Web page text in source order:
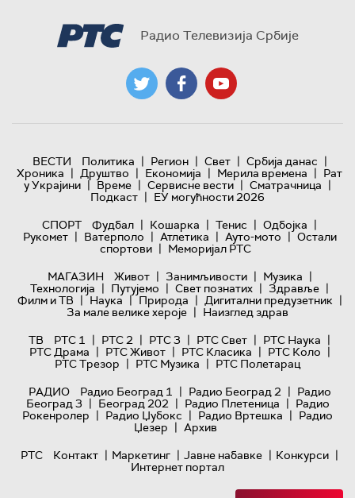
Радио Телевизија Србије
ВЕСТИ Политика | Регион | Свет | Србија данас |
Хроника | Друштво | Економија | Мерила времена | Рат
у Украјини | Време | Сервисне вести | Сматрачница |
Подкаст | ЕУ могућности 2026
СПОРТ
Фудбал | Кошарка | Тенис | Одбојка |
Рукомет | Ватерполо | Атлетика | Ауто-мото | Остали
спортови | Меморијал РТС
МАГАЗИН
Живот | Занимљивости | Музика |
Технологијa | Путујемо | Свет познатих | Здравље |
Филм и ТВ | Наука | Природа | Дигитални предузетник |
За мале велике хероје | Наизглед здрав
ТВ
РТС 1 | РТС 2 | РТС 3 | РТС Свет | РТС Наука |
РТС Драма | РТС Живот | РТС Класика | РТС Коло |
РТС Трезор | РТС Музика | РТС Полетарац
РАДИО
Радио Београд 1 | Радио Београд 2 | Радио
Београд 3 | Београд 202 | Радио Плетеница | Радио
Рокенролер | Радио Џубокс | Радио Вртешка | Радио
Џезер | Архив
РТС
Контакт | Маркетинг | Јавне набавке | Конкурси |
Интернет портал